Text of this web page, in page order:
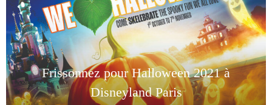
Frissonnez pour Halloween 2021 à
Disneyland Paris